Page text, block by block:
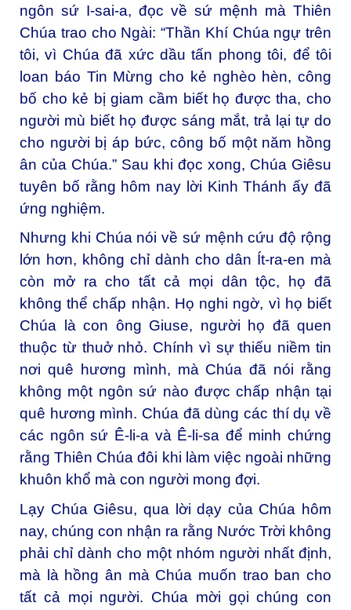
ngôn sứ I-sai-a, đọc về sứ mệnh mà Thiên
Chúa trao cho Ngài: “Thần Khí Chúa ngự trên
tôi, vì Chúa đã xức dầu tấn phong tôi, để tôi
loan báo Tin Mừng cho kẻ nghèo hèn, công
bố cho kẻ bị giam cầm biết họ được tha, cho
người mù biết họ được sáng mắt, trả lại tự do
cho người bị áp bức, công bố một năm hồng
ân của Chúa.” Sau khi đọc xong, Chúa Giêsu
tuyên bố rằng hôm nay lời Kinh Thánh ấy đã
ứng nghiệm.
Nhưng khi Chúa nói về sứ mệnh cứu độ rộng
lớn hơn, không chỉ dành cho dân Ít-ra-en mà
còn mở ra cho tất cả mọi dân tộc, họ đã
không thể chấp nhận. Họ nghi ngờ, vì họ biết
Chúa là con ông Giuse, người họ đã quen
thuộc từ thuở nhỏ. Chính vì sự thiếu niềm tin
nơi quê hương mình, mà Chúa đã nói rằng
không một ngôn sứ nào được chấp nhận tại
quê hương mình. Chúa đã dùng các thí dụ về
các ngôn sứ Ê-li-a và Ê-li-sa để minh chứng
rằng Thiên Chúa đôi khi làm việc ngoài những
khuôn khổ mà con người mong đợi.
Lạy Chúa Giêsu, qua lời dạy của Chúa hôm
nay, chúng con nhận ra rằng Nước Trời không
phải chỉ dành cho một nhóm người nhất định,
mà là hồng ân mà Chúa muốn trao ban cho
tất cả mọi người. Chúa mời gọi chúng con